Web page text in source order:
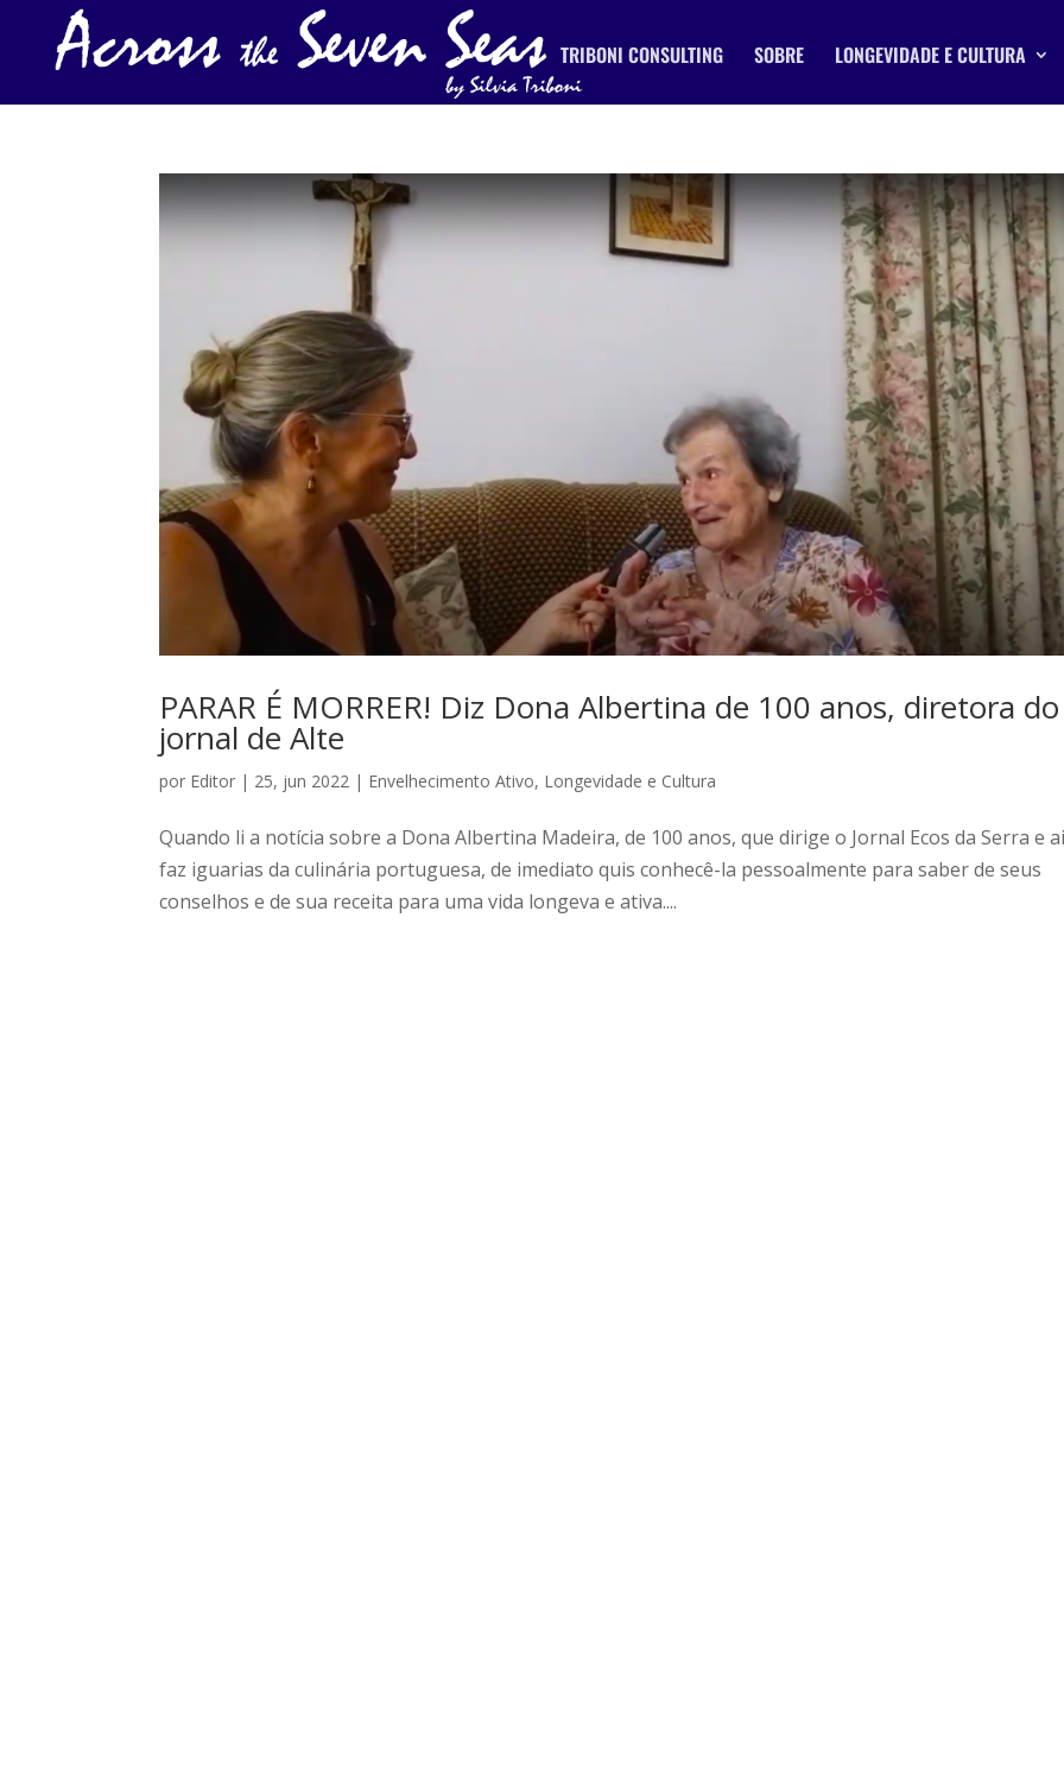
TRIBONI CONSULTING SOBRE LONGEVIDADE E CULTURA
PARAR É MORRER! Diz Dona Albertina de 100 anos, diretora do
jornal de Alte
por Editor | 25, jun 2022 | Envelhecimento Ativo, Longevidade e Cultura
Quando li a notícia sobre a Dona Albertina Madeira, de 100 anos, que dirige o Jornal Ecos da Serra e
faz iguarias da culinária portuguesa, de imediato quis conhecê-la pessoalmente para saber de seus
conselhos e de sua receita para uma vida longeva e ativa....